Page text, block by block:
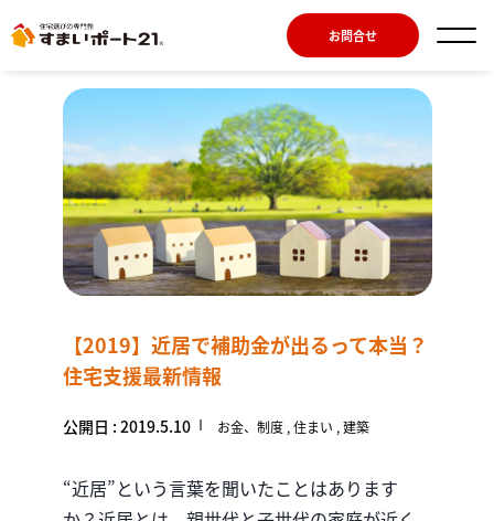
お問合せ
【2019】近居で補助金が出るって本当？
住宅支援最新情報
公開日 : 2019.5.10 お金、制度 住まい 建築
“近居”という言葉を聞いたことはあります